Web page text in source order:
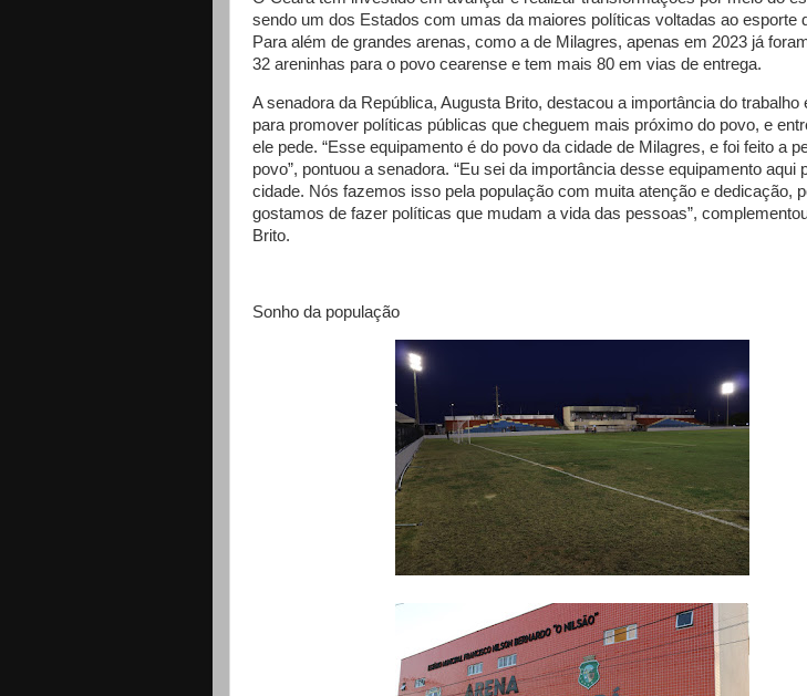
sendo um dos Estados com umas da maiores políticas voltadas ao esporte
Para além de grandes arenas, como a de Milagres, apenas em 2023 já
32 areninhas para o povo cearense e tem mais 80 em vias de entrega.
A senadora da República, Augusta Brito, destacou a importância do trabalho
para promover políticas públicas que cheguem mais próximo do povo, e
ele pede. “Esse equipamento é do povo da cidade de Milagres, e foi feito a
povo”, pontuou a senadora. “Eu sei da importância desse equipamento aqui
cidade. Nós fazemos isso pela população com muita atenção e dedicação,
gostamos de fazer políticas que mudam a vida das pessoas”,
Brito.
Sonho da população